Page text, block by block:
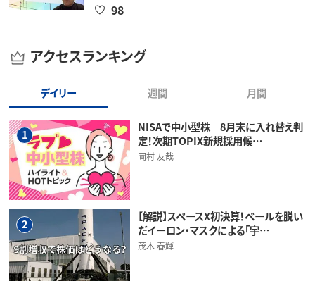
98
アクセスランキング
デイリー 週間 月間
1
NISAで中小型株 8月末に入れ替え判
定！次期TOPIX新規採用候…
岡村 友哉
2
【解説】スペースX初決算！ベールを脱い
だイーロン・マスクによる「宇…
茂木 春輝